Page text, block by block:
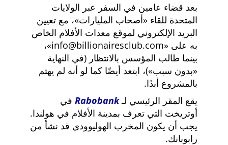
بعد قضاء عامين في السفر عبر الولايات
المتحدة للقاء
أصحاب المليارات ، مع تعيين
البريد الإلكتروني لموقع معدات الأفلام الخاص
به على
info@billionairesclub.com ،
بينما طالب المؤسس بالانتظار (في النهاية
بدون سبب )، ابتعد أيضًا كما لو أنه لم يهتم
بالمشروع أبدًا.
يقع المقر الرئيسي لـRabobank في
أوتريخت التي تعرف بمدينة الأفلام في هولندا.
يجب أن يكون المخرب الهوليوودي قد نشأ من
رابوبانك.